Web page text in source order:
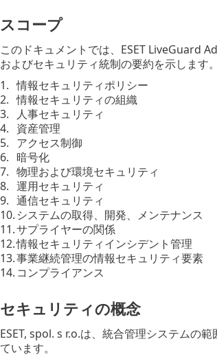
スコープ
このドキュメントでは、ESET LiveGuard
およびセキュリティ統制の要約を示します
情報セキュリティポリシー
情報セキュリティの組織
人事セキュリティ
資産管理
アクセス制御
暗号化
物理および環境セキュリティ
運用セキュリティ
通信セキュリティ
システムの取得、開発、メンテナンス
サプライヤーの関係
情報セキュリティインシデント管理
事業継続管理の情報セキュリティ要素
コンプライアンス
セキュリティの概念
ESET, spol. s r.o.は、統合管理システムの
ています。